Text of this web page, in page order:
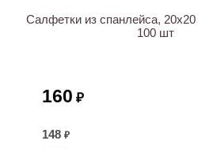
Салфетки из спанлейса,
100 шт
160 ₽
148 ₽